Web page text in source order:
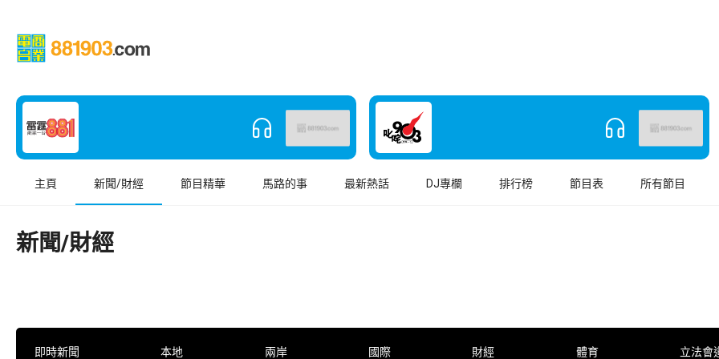
主頁 新聞/財經 節目精華 馬路的事 最新熱話 DJ專欄 排行榜 節目表 所有節目
新聞/財經
即時新聞 本地 兩岸 國際 財經 體育 立法會